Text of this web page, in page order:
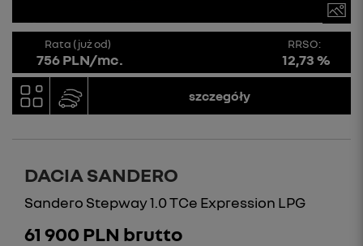
Rata (już od)
756 PLN/mc.
RRSO:
12,73 %
szczegóły
DACIA SANDERO
Sandero Stepway 1.0 TCe Expression LPG
61 900 PLN brutto